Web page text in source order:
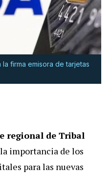
firma emisora de tarjetas
regional de Tribal
importancia de los
para las nuevas